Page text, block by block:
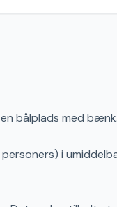
bålplads med bænk.
i